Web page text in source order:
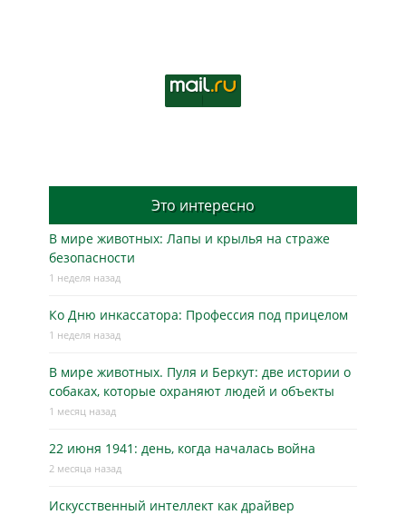
Это интересно
В мире животных: Лапы и крылья на страже
безопасности
1 неделя назад
Ко Дню инкассатора: Профессия под прицелом
1 неделя назад
В мире животных. Пуля и Беркут: две истории о
собаках, которые охраняют людей и объекты
1 месяц назад
22 июня 1941: день, когда началась война
2 месяца назад
Искусственный интеллект как драйвер